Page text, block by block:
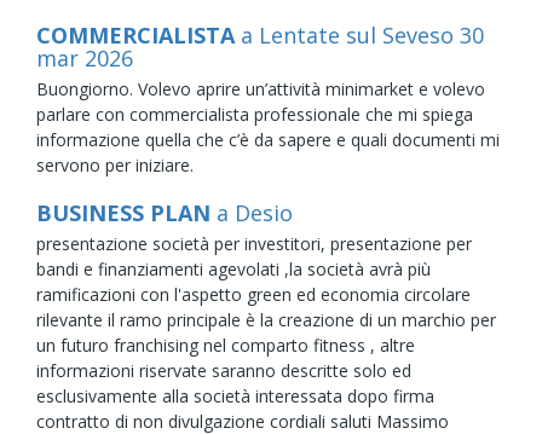
COMMERCIALISTA a Lentate sul Seveso 30
mar 2026
Buongiorno. Volevo aprire un’attività minimarket e volevo
parlare con commercialista professionale che mi spiega
informazione quella che c’è da sapere e quali documenti mi
servono per iniziare.
BUSINESS PLAN a Desio
presentazione società per investitori, presentazione per
bandi e finanziamenti agevolati ,la società avrà più
ramificazioni con l'aspetto green ed economia circolare
rilevante il ramo principale è la creazione di un marchio per
un futuro franchising nel comparto fitness , altre
informazioni riservate saranno descritte solo ed
esclusivamente alla società interessata dopo firma
contratto di non divulgazione cordiali saluti Massimo